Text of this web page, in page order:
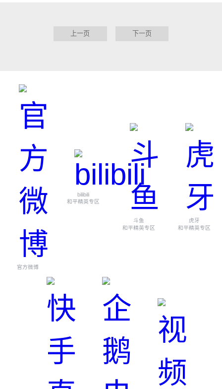
上一页 下一页
官方微博
bilibili
和平精英专区
斗鱼
和平精英专区
虎牙
和平精英专区